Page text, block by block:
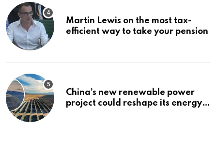
Martin Lewis on the most tax-
efficient way to take your pension
China’s new renewable power
project could reshape its energy